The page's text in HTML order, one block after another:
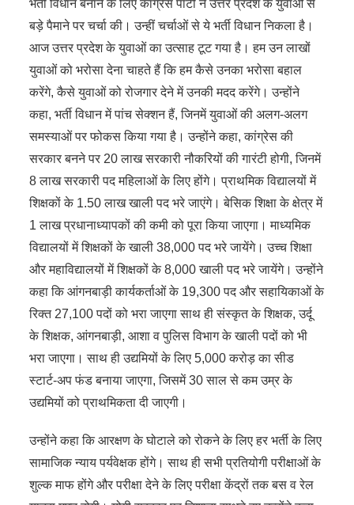
भर्ती विधान बनाने के लिए कांग्रेस पार्टी ने उत्तर प्रदेश के युवाओं से
बड़े पैमाने पर चर्चा की। उन्हीं चर्चाओं से ये भर्ती विधान निकला है।
आज उत्तर प्रदेश के युवाओं का उत्साह टूट गया है। हम उन लाखों
युवाओं को भरोसा देना चाहते हैं कि हम कैसे उनका भरोसा बहाल
करेंगे, कैसे युवाओं को रोजगार देने में उनकी मदद करेंगे। उन्होंने
कहा, भर्ती विधान में पांच सेक्शन हैं, जिनमें युवाओं की अलग-अलग
समस्याओं पर फोकस किया गया है। उन्होंने कहा, कांग्रेस की
सरकार बनने पर 20 लाख सरकारी नौकरियों की गारंटी होगी, जिनमें
8 लाख सरकारी पद महिलाओं के लिए होंगे। प्राथमिक विद्यालयों में
शिक्षकों के 1.50 लाख खाली पद भरे जाएंगे। बेसिक शिक्षा के क्षेत्र में
1 लाख प्रधानाध्यापकों की कमी को पूरा किया जाएगा। माध्यमिक
विद्यालयों में शिक्षकों के खाली 38,000 पद भरे जायेंगे। उच्च शिक्षा
और महाविद्यालयों में शिक्षकों के 8,000 खाली पद भरे जायेंगे। उन्होंने
कहा कि आंगनबाड़ी कार्यकर्ताओं के 19,300 पद और सहायिकाओं के
रिक्त 27,100 पदों को भरा जाएगा साथ ही संस्कृत के शिक्षक, उर्दू
के शिक्षक, आंगनबाड़ी, आशा व पुलिस विभाग के खाली पदों को भी
भरा जाएगा। साथ ही उद्यमियों के लिए 5,000 करोड़ का सीड
स्टार्ट-अप फंड बनाया जाएगा, जिसमें 30 साल से कम उम्र के
उद्यमियों को प्राथमिकता दी जाएगी।
उन्होंने कहा कि आरक्षण के घोटाले को रोकने के लिए हर भर्ती के लिए
सामाजिक न्याय पर्यवेक्षक होंगे। साथ ही सभी प्रतियोगी परीक्षाओं के
शुल्क माफ होंगे और परीक्षा देने के लिए परीक्षा केंद्रों तक बस व रेल